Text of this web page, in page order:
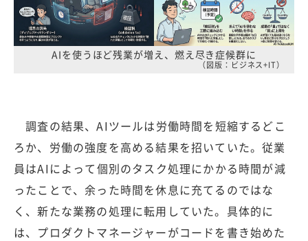
AIを使うほど残業が増え、燃え尽き症候群に
（図版：ビジネス+IT）
調査の結果、AIツールは労働時間を短縮するどこ
ろか、労働の強度を高める結果を招いていた。従業
員はAIによって個別のタスク処理にかかる時間が減
ったことで、余った時間を休息に充てるのではな
く、新たな業務の処理に転用していた。具体的に
は、プロダクトマネージャーがコードを書き始めた